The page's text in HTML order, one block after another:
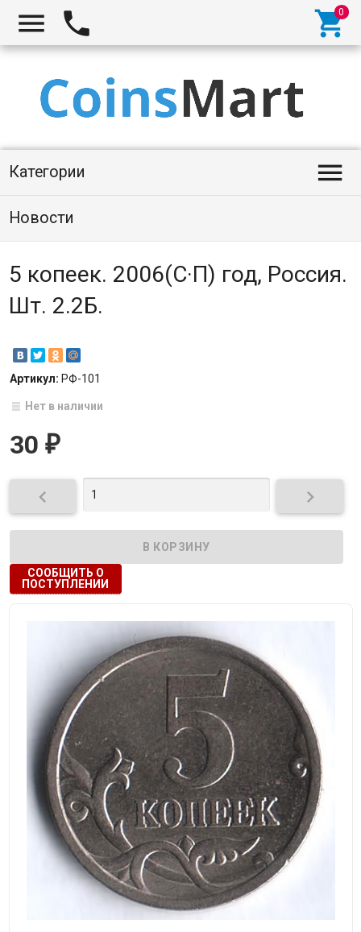
  
Категории 
Новости
5 копеек. 2006(С·П) год, Россия.
Шт. 2.2Б.
Артикул: РФ-101
Нет в наличии
30 ₽
 
СООБЩИТЬ О
ПОСТУПЛЕНИИ